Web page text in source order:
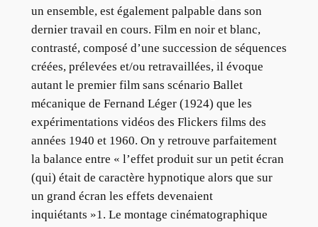
un ensemble, est également palpable dans son
dernier travail en cours. Film en noir et blanc,
contrasté, composé d’une succession de séquences
créées, prélevées et/ou retravaillées, il évoque
autant le premier film sans scénario Ballet
mécanique de Fernand Léger (1924) que les
expérimentations vidéos des Flickers films des
années 1940 et 1960. On y retrouve parfaitement
la balance entre « l’effet produit sur un petit écran
(qui) était de caractère hypnotique alors que sur
un grand écran les effets devenaient
inquiétants »1. Le montage cinématographique